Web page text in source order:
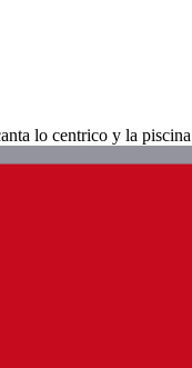
lo centrico y la